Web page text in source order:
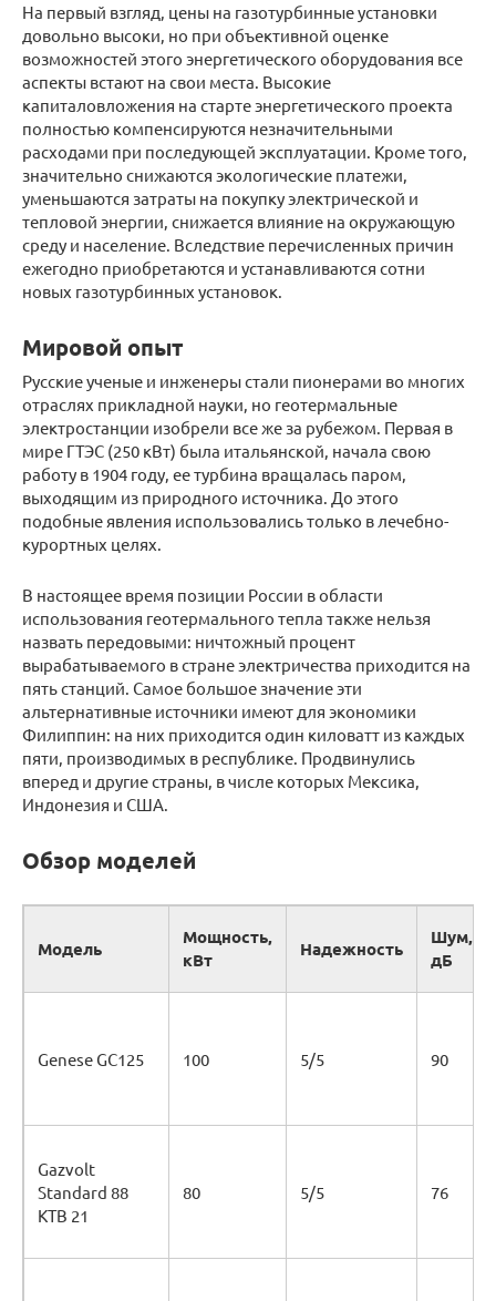
На первый взгляд, цены на газотурбинные установки
довольно высоки, но при объективной оценке
возможностей этого энергетического оборудования все
аспекты встают на свои места. Высокие
капиталовложения на старте энергетического проекта
полностью компенсируются незначительными
расходами при последующей эксплуатации. Кроме того,
значительно снижаются экологические платежи,
уменьшаются затраты на покупку электрической и
тепловой энергии, снижается влияние на окружающую
среду и население. Вследствие перечисленных причин
ежегодно приобретаются и устанавливаются сотни
новых газотурбинных установок.
Мировой опыт
Русские ученые и инженеры стали пионерами во многих
отраслях прикладной науки, но геотермальные
электростанции изобрели все же за рубежом. Первая в
мире ГТЭС (250 кВт) была итальянской, начала свою
работу в 1904 году, ее турбина вращалась паром,
выходящим из природного источника. До этого
подобные явления использовались только в лечебно-
курортных целях.
В настоящее время позиции России в области
использования геотермального тепла также нельзя
назвать передовыми: ничтожный процент
вырабатываемого в стране электричества приходится на
пять станций. Самое большое значение эти
альтернативные источники имеют для экономики
Филиппин: на них приходится один киловатт из каждых
пяти, производимых в республике. Продвинулись
вперед и другие страны, в числе которых Мексика,
Индонезия и США.
Обзор моделей
Модель
Мощность,
кВт
Надежность
Шум,
дБ
Genese GC125 100 5/5 90
Gazvolt
Standard 88
KTB 21
80 5/5 76